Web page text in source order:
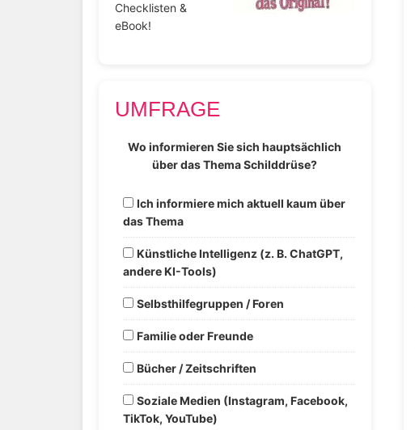
Checklisten &
eBook!
UMFRAGE
Wo informieren Sie sich hauptsächlich
über das Thema Schilddrüse?
Ich informiere mich aktuell kaum über
das Thema
Künstliche Intelligenz (z. B. ChatGPT,
andere KI-Tools)
Selbsthilfegruppen / Foren
Familie oder Freunde
Bücher / Zeitschriften
Soziale Medien (Instagram, Facebook,
TikTok, YouTube)